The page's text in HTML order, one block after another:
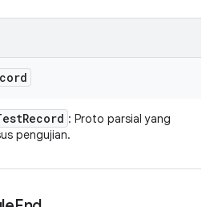
Record : Proto parsial yang
pengujian.